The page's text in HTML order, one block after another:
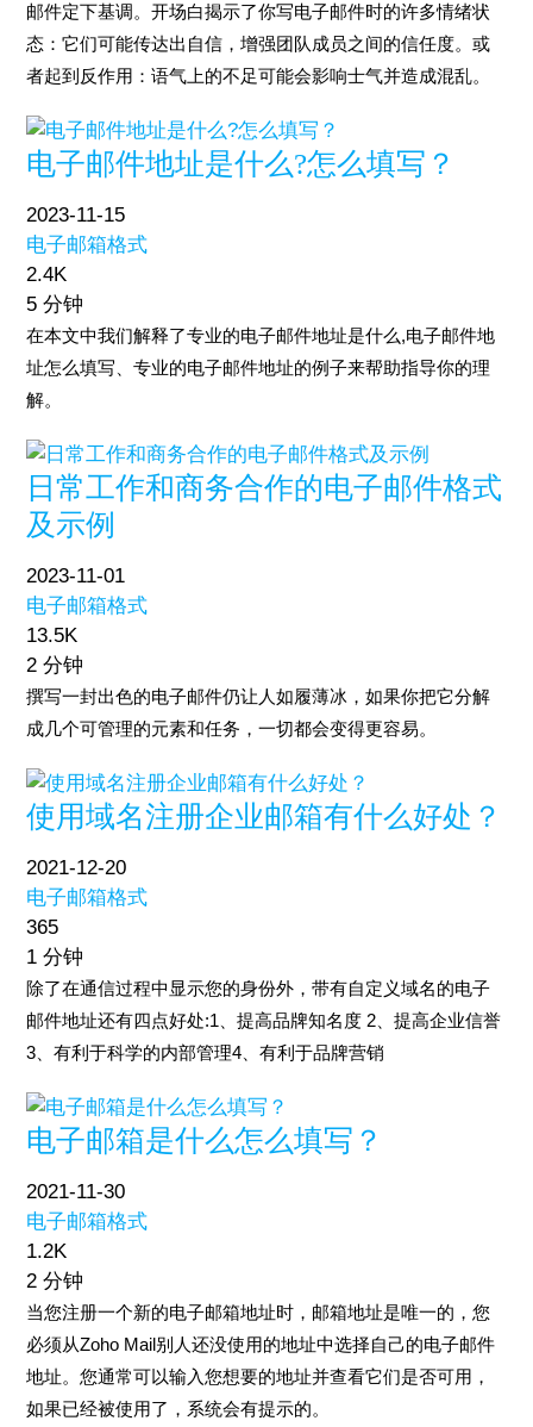
邮件定下基调。开场白揭示了你写电子邮件时的许多情绪状
态：它们可能传达出自信，增强团队成员之间的信任度。或
者起到反作用：语气上的不足可能会影响士气并造成混乱。
电子邮件地址是什么?怎么填写？
2023-11-15
电子邮箱格式
2.4K
5 分钟
在本文中我们解释了专业的电子邮件地址是什么,电子邮件地
址怎么填写、专业的电子邮件地址的例子来帮助指导你的理
解。
日常工作和商务合作的电子邮件格式
及示例
2023-11-01
电子邮箱格式
13.5K
2 分钟
撰写一封出色的电子邮件仍让人如履薄冰，如果你把它分解
成几个可管理的元素和任务，一切都会变得更容易。
使用域名注册企业邮箱有什么好处？
2021-12-20
电子邮箱格式
365
1 分钟
除了在通信过程中显示您的身份外，带有自定义域名的电子
邮件地址还有四点好处:1、提高品牌知名度 2、提高企业信誉
3、有利于科学的内部管理4、有利于品牌营销
电子邮箱是什么怎么填写？
2021-11-30
电子邮箱格式
1.2K
2 分钟
当您注册一个新的电子邮箱地址时，邮箱地址是唯一的，您
必须从Zoho Mail别人还没使用的地址中选择自己的电子邮件
地址。您通常可以输入您想要的地址并查看它们是否可用，
如果已经被使用了，系统会有提示的。